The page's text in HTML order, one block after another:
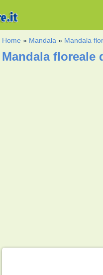
Home » Mandala » Mandala
Mandala floreale